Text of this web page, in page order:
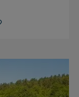
do swoich
że nie